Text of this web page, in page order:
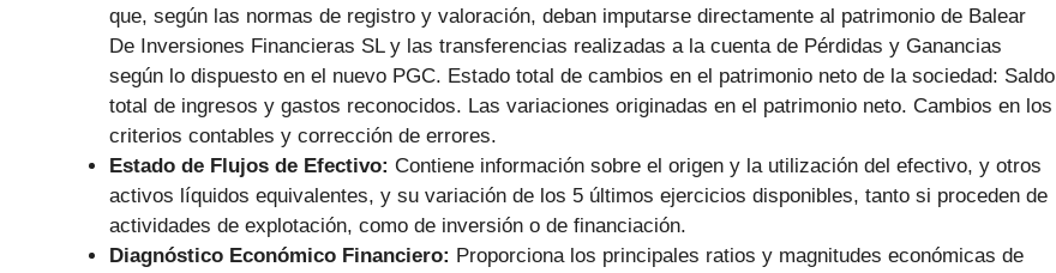
que, según las normas de registro y valoración, deban imputarse directamente al patrimonio de Balear
De Inversiones Financieras SL y las transferencias realizadas a la cuenta de Pérdidas y Ganancias
según lo dispuesto en el nuevo PGC. Estado total de cambios en el patrimonio neto de la sociedad: Saldo
total de ingresos y gastos reconocidos. Las variaciones originadas en el patrimonio neto. Cambios en los
criterios contables y corrección de errores.
Estado de Flujos de Efectivo: Contiene información sobre el origen y la utilización del efectivo, y otros
activos líquidos equivalentes, y su variación de los 5 últimos ejercicios disponibles, tanto si proceden de
actividades de explotación, como de inversión o de financiación.
Diagnóstico Económico Financiero: Proporciona los principales ratios y magnitudes económicas de